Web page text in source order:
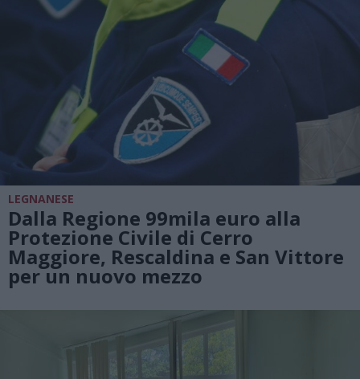
LEGNANESE
Dalla Regione 99mila euro alla
Protezione Civile di Cerro
Maggiore, Rescaldina e San Vittore
per un nuovo mezzo